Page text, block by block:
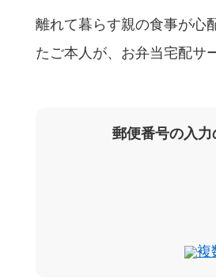
離れて暮らす親の食事が心
たご本人が、お弁当宅配サ
郵便番号の入力
複